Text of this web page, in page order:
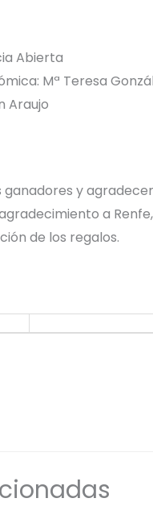
Abierta
Mª Teresa
Araujo
y
a
de los regalos.